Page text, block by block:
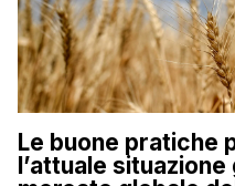
Le buone pratiche
l’attuale